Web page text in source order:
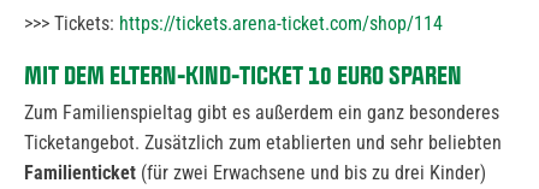
>>> Tickets: https://tickets.arena-ticket.com/shop/114
MIT DEM ELTERN-KIND-TICKET 10 EURO SPAREN
Zum Familienspieltag gibt es außerdem ein ganz besonderes
Ticketangebot. Zusätzlich zum etablierten und sehr beliebten
Familienticket (für zwei Erwachsene und bis zu drei Kinder)